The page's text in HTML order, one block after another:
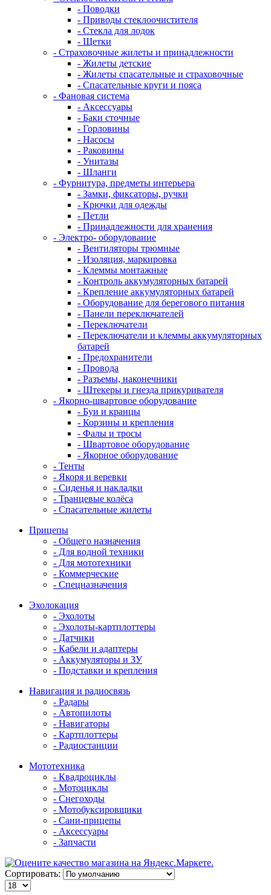
- Поводки
- Приводы стеклоочистителя
- Стекла для лодок
- Щетки
- Страховочные жилеты и принадлежности
- Жилеты детские
- Жилеты спасательные и страховочные
- Спасательные круги и пояса
- Фановая система
- Аксессуары
- Баки сточные
- Горловины
- Насосы
- Раковины
- Унитазы
- Шланги
- Фурнитура, предметы интерьера
- Замки, фиксаторы, ручки
- Крючки для одежды
- Петли
- Принадлежности для хранения
- Электро- оборудование
- Вентиляторы трюмные
- Изоляция, маркировка
- Клеммы монтажные
- Контроль аккумуляторных батарей
- Крепление аккумуляторных батарей
- Оборудование для берегового питания
- Панели переключателей
- Переключатели
- Переключатели и клеммы аккумуляторных
батарей
- Предохранители
- Провода
- Разъемы, наконечники
- Штекеры и гнезда прикуривателя
- Якорно-швартовое оборудование
- Буи и кранцы
- Корзины и крепления
- Фалы и тросы
- Швартовое оборудование
- Якорное оборудование
- Тенты
- Якоря и веревки
- Сиденья и накладки
- Транцевые колёса
- Спасательные жилеты
Прицепы
- Общего назначения
- Для водной техники
- Для мототехники
- Коммерческие
- Спецназначения
Эхолокация
- Эхолоты
- Эхолоты-картплоттеры
- Датчики
- Кабели и адаптеры
- Аккумуляторы и ЗУ
- Подставки и крепления
Навигация и радиосвязь
- Радары
- Автопилоты
- Навигаторы
- Картплоттеры
- Радиостанции
Мототехника
- Квадроциклы
- Мотоциклы
- Снегоходы
- Мотобуксировщики
- Сани-прицепы
- Аксессуары
- Запчасти
Сортировать: